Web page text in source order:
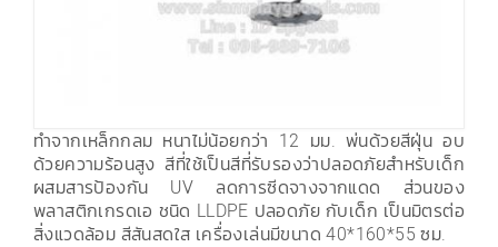
ทำจากเหล็กกลม หนาไม่น้อยกว่า 12 มม. พ่นด้วยสีฝุ่น อบ
ด้วยความร้อนสูง สีที่ใช้เป็นสีที่รับรองว่าปลอดภัยสำหรับเด็ก
ผสมสารป้องกัน UV ลดการซีดจางจากแดด ส่วนของ
พลาสติกเกรดเอ ชนิด LLDPE ปลอดภัย กับเด็ก เป็นมิตรต่อ
สิ่งแวดล้อม สีสันสดใส เครื่องเล่นมีขนาด 40*160*55 ซม.